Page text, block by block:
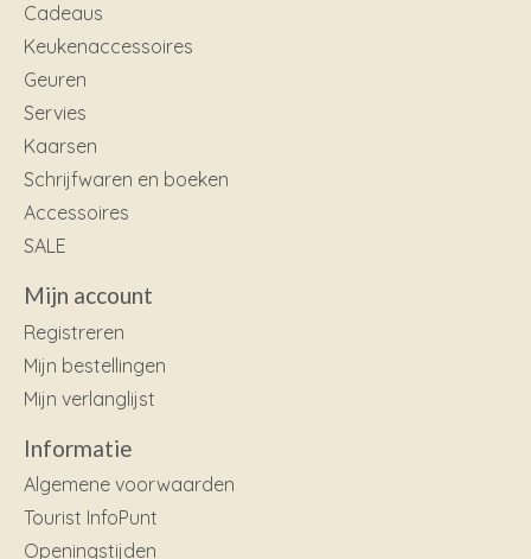
Cadeaus
Keukenaccessoires
Geuren
Servies
Kaarsen
Schrijfwaren en boeken
Accessoires
SALE
Mijn account
Registreren
Mijn bestellingen
Mijn verlanglijst
Informatie
Algemene voorwaarden
Tourist InfoPunt
Openingstijden